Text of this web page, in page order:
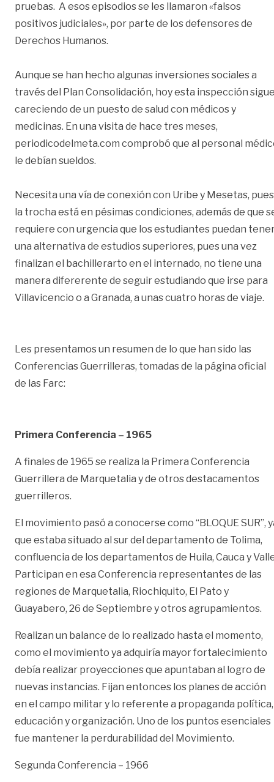
pruebas. A esos episodios se les llamaron «falsos
positivos judiciales», por parte de los defensores de
Derechos Humanos.
Aunque se han hecho algunas inversiones sociales a
través del Plan Consolidación, hoy esta inspección
careciendo de un puesto de salud con médicos y
medicinas. En una visita de hace tres meses,
periodicodelmeta.com comprobó que al personal
le debían sueldos.
Necesita una vía de conexión con Uribe y Mesetas, pues
la trocha está en pésimas condiciones, además de que
requiere con urgencia que los estudiantes puedan
una alternativa de estudios superiores, pues una vez
finalizan el bachillerarto en el internado, no tiene una
manera difererente de seguir estudiando que irse para
Villavicencio o a Granada, a unas cuatro horas de viaje.
Les presentamos un resumen de lo que han sido las
Conferencias Guerrilleras, tomadas de la página oficial
de las Farc:
Primera Conferencia – 1965
A finales de 1965 se realiza la Primera Conferencia
Guerrillera de Marquetalia y de otros destacamentos
guerrilleros.
El movimiento pasó a conocerse como “BLOQUE SUR”,
que estaba situado al sur del departamento de Tolima,
confluencia de los departamentos de Huila, Cauca y
Participan en esa Conferencia representantes de las
regiones de Marquetalia, Riochiquito, El Pato y
Guayabero, 26 de Septiembre y otros agrupamientos.
Realizan un balance de lo realizado hasta el momento,
como el movimiento ya adquiría mayor fortalecimiento
debía realizar proyecciones que apuntaban al logro de
nuevas instancias. Fijan entonces los planes de acción
en el campo militar y lo referente a propaganda política,
educación y organización. Uno de los puntos esenciales
fue mantener la perdurabilidad del Movimiento.
Segunda Conferencia – 1966